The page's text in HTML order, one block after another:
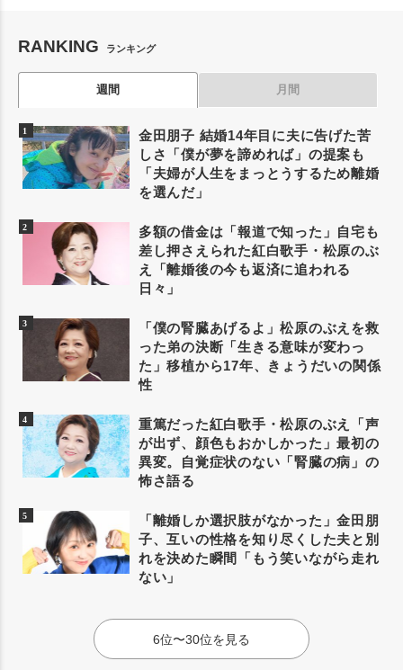
RANKING ランキング
週間 月間
金田朋子 結婚14年目に夫に告げた苦
しさ「僕が夢を諦めれば」の提案も
「夫婦が人生をまっとうするため離婚
を選んだ」
多額の借金は「報道で知った」自宅も
差し押さえられた紅白歌手・松原のぶ
え「離婚後の今も返済に追われる
日々」
「僕の腎臓あげるよ」松原のぶえを救
った弟の決断「生きる意味が変わっ
た」移植から17年、きょうだいの関係
性
重篤だった紅白歌手・松原のぶえ「声
が出ず、顔色もおかしかった」最初の
異変。自覚症状のない「腎臓の病」の
怖さ語る
「離婚しか選択肢がなかった」金田朋
子、互いの性格を知り尽くした夫と別
れを決めた瞬間「もう笑いながら走れ
ない」
6位〜30位を見る